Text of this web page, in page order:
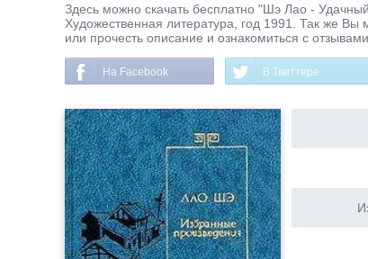
Здесь можно скачать бесплатно "Шэ Лао -
Художественная литература, год 1991. Так же Вы
или прочесть описание и ознакомиться с отзывами.
На Facebook В Твиттере